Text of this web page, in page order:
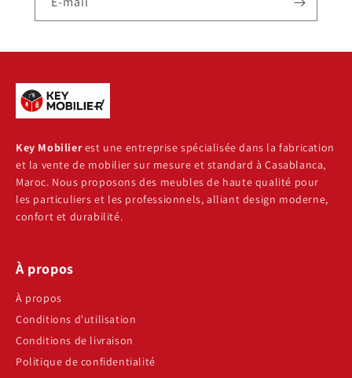
Key Mobilierest une entreprise spécialisée dans la fabrication
et la vente de mobilier sur mesure et standard à Casablanca,
Maroc. Nous proposons des meubles de haute qualité pour
les particuliers et les professionnels, alliant design moderne,
confort et durabilité.
À propos
À propos
Conditions d'utilisation
Conditions de livraison
Politique de confidentialité